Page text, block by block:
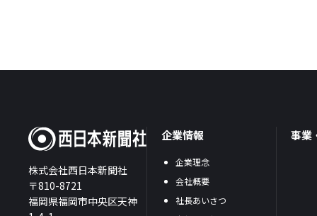
株式会社西日本新聞社
〒810-8721
福岡県福岡市中央区天神
企業情報
企業理念
会社概要
社長あいさつ
事業